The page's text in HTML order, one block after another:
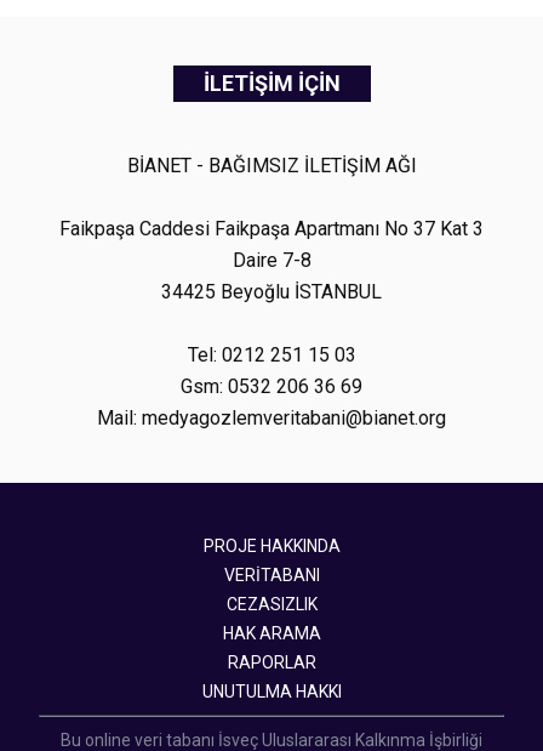
İLETİŞİM İÇİN
BİANET - BAĞIMSIZ İLETİŞİM AĞI
Faikpaşa Caddesi Faikpaşa Apartmanı No 37 Kat 3
Daire 7-8
34425 Beyoğlu İSTANBUL
Tel: 0212 251 15 03
Gsm: 0532 206 36 69
Mail: medyagozlemveritabani@bianet.org
PROJE HAKKINDA
VERİTABANI
CEZASIZLIK
HAK ARAMA
RAPORLAR
UNUTULMA HAKKI
Bu online veri tabanı İsveç Uluslararası Kalkınma İşbirliği